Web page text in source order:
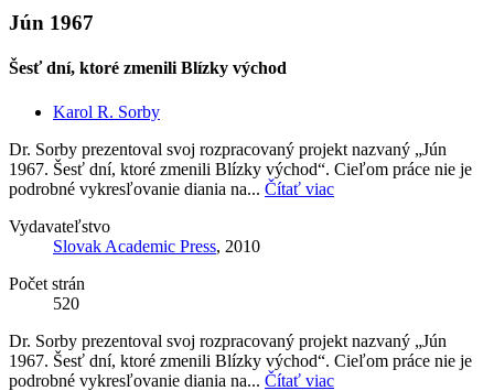
Jún 1967
Šesť dní, ktoré zmenili Blízky východ
Karol R. Sorby
Dr. Sorby prezentoval svoj rozpracovaný projekt nazvaný „Jún
1967. Šesť dní, ktoré zmenili Blízky východ“. Cieľom práce nie je
podrobné vykresľovanie diania na... Čítať viac
Vydavateľstvo
Slovak Academic Press, 2010
Počet strán
520
Dr. Sorby prezentoval svoj rozpracovaný projekt nazvaný „Jún
1967. Šesť dní, ktoré zmenili Blízky východ“. Cieľom práce nie je
podrobné vykresľovanie diania na... Čítať viac